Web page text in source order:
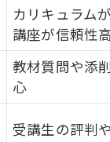
カリキュラム
講座が信頼性
教材質問や添
心
受講生の評判